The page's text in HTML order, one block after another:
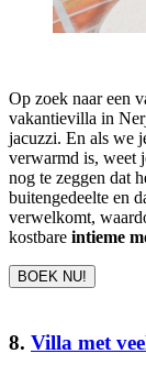
Op zoek naar een
vakantievilla in
jacuzzi. En als we
verwarmd is, weet
nog te zeggen dat
buitengedeelte en
verwelkomt,
kostbare intieme
BOEK NU!
8. Villa met